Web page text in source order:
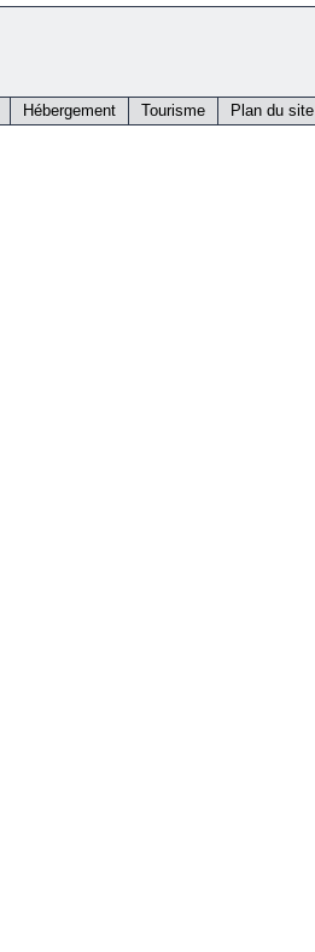
Hébergement Tourisme Plan du site